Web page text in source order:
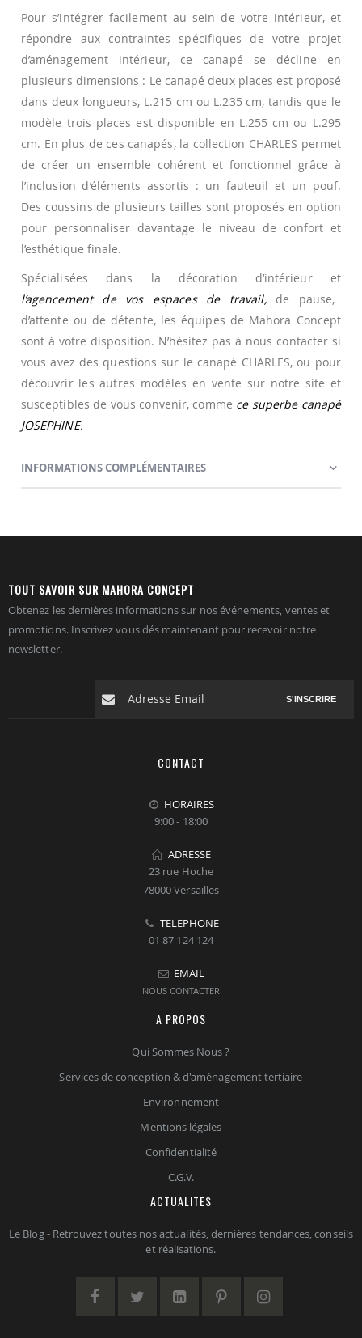
Pour s’intégrer facilement au sein de votre intérieur, et
répondre aux contraintes spécifiques de votre projet
d’aménagement intérieur, ce canapé se décline en
plusieurs dimensions : Le canapé deux places est proposé
dans deux longueurs, L.215 cm ou L.235 cm, tandis que le
modèle trois places est disponible en L.255 cm ou L.295
cm. En plus de ces canapés, la collection CHARLES permet
de créer un ensemble cohérent et fonctionnel grâce à
l’inclusion d’éléments assortis : un fauteuil et un pouf.
Des coussins de plusieurs tailles sont proposés en option
pour personnaliser davantage le niveau de confort et
l’esthétique finale.
Spécialisées dans la décoration d’intérieur et
l’agencement de vos espaces de travail,de pause,
d’attente ou de détente, les équipes de Mahora Concept
sont à votre disposition. N’hésitez pas à nous contacter si
vous avez des questions sur le canapé CHARLES, ou pour
découvrir les autres modèles en vente sur notre site et
susceptibles de vous convenir, comme ce superbe canapé
JOSEPHINE.
INFORMATIONS COMPLÉMENTAIRES
TOUT SAVOIR SUR MAHORA CONCEPT
Obtenez les dernières informations sur nos événements, ventes et
promotions. Inscrivez vous dés maintenant pour recevoir notre
newsletter.
S'INSCRIRE
CONTACT
HORAIRES
9:00 - 18:00
ADRESSE
23 rue Hoche
78000 Versailles
TELEPHONE
01 87 124 124
EMAIL
NOUS CONTACTER
A PROPOS
Qui Sommes Nous ?
Services de conception & d'aménagement tertiaire
Environnement
Mentions légales
Confidentialité
C.G.V.
ACTUALITES
Le Blog - Retrouvez toutes nos actualités, dernières tendances, conseils
et réalisations.